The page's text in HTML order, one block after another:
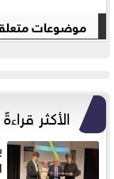
موضوعات
الأكثر قراءةً